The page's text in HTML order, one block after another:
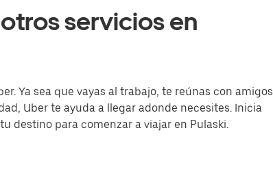
servicios en
Ya sea que vayas al trabajo, te reúnas con amigos
Uber te ayuda a llegar adonde necesites. Inicia
destino para comenzar a viajar en Pulaski.